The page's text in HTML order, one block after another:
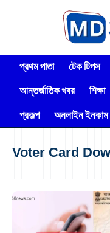
প্রথম পাতা টেক টিপস
আন্তর্জাতিক খবর
শিক্ষা
প্রকল্প
অনলাইন ইনকাম
Voter Card